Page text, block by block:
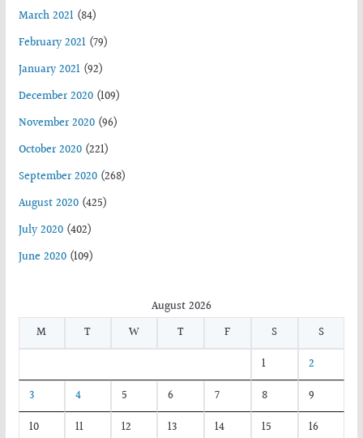
March 2021(84)
February 2021(79)
January 2021(92)
December 2020(109)
November 2020(96)
October 2020(221)
September 2020(268)
August 2020(425)
July 2020(402)
June 2020(109)
August 2026
M
T W T F S
S
1
2
3
4 5 6 7 8
9
10
11 12 13 14 15
16